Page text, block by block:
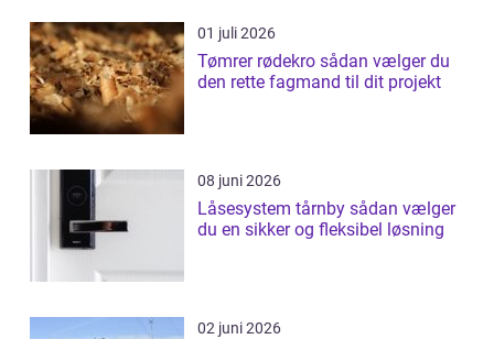
01 juli 2026
Tømrer rødekro sådan vælger du
den rette fagmand til dit projekt
08 juni 2026
Låsesystem tårnby sådan vælger
du en sikker og fleksibel løsning
02 juni 2026